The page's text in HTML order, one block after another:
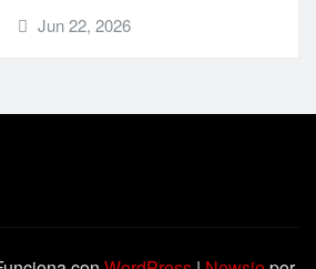
Jun 22, 2026